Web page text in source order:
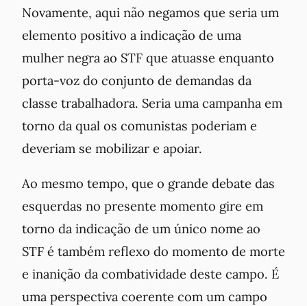
Novamente, aqui não negamos que seria um
elemento positivo a indicação de uma
mulher negra ao STF que atuasse enquanto
porta-voz do conjunto de demandas da
classe trabalhadora. Seria uma campanha em
torno da qual os comunistas poderiam e
deveriam se mobilizar e apoiar.
Ao mesmo tempo, que o grande debate das
esquerdas no presente momento gire em
torno da indicação de um único nome ao
STF é também reflexo do momento de morte
e inanição da combatividade deste campo. É
uma perspectiva coerente com um campo